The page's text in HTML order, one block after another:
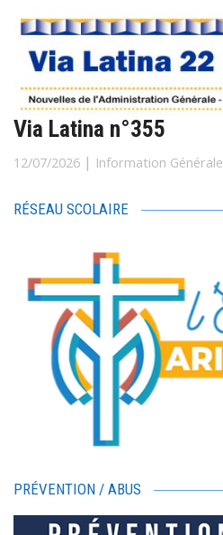
Via Latina n°355
12/07/2026 | Information Générale
RÉSEAU SCOLAIRE
PRÉVENTION / ABUS